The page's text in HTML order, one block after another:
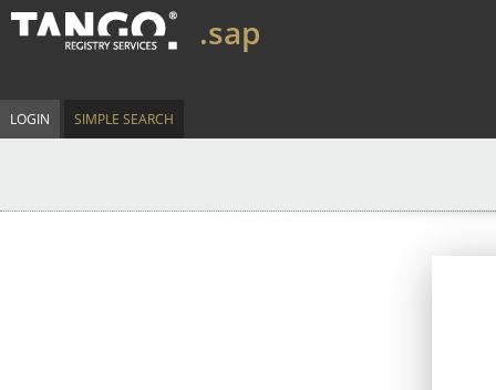
.sap
LOGIN SIMPLE SEARCH